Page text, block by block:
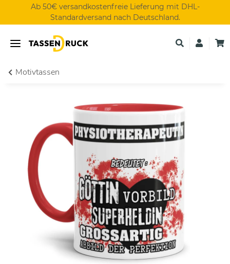
Ab 50€ versandkostenfreie Lieferung mit DHL-
Standardversand nach Deutschland.
Motivtassen